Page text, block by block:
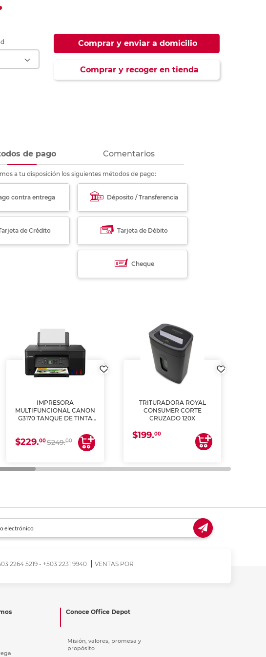
Comprar y enviar a domicilio
Comprar y recoger en tienda
de pago Comentarios
a tu disposición los siguientes métodos de pago:
contra entrega Déposito / Transferencia
de Crédito Tarjeta de Débito
Cheque
IMPRESORA
MULTIFUNCIONAL CANON
G3170 TANQUE DE TINTA
$229.00$249.00
TRITURADORA ROYAL
CONSUMER CORTE
CRUZADO 120X
$199.00
2264 5219 - +503 2231 9940
VENTAS POR
Conoce Office Depot
Misión, valores, promesa y
propósito